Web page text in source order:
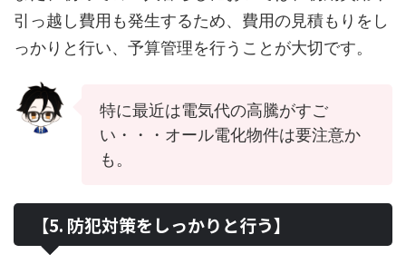
引っ越し費用も発生するため、費用の見積もりをし
っかりと行い、予算管理を行うことが大切です。
特に最近は電気代の高騰がすご
い・・・オール電化物件は要注意か
も。
【5. 防犯対策をしっかりと行う】